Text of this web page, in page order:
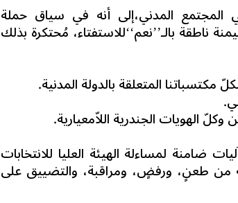
المدني،إلى أنه في سياق حملة
ناطقة بالـ’’نعم‘‘للاستفتاء، مُحتكرة بذلك
المتعلقة بالدولة المدنية.
الهويات الجندرية اللاّمعيارية.
ضامنة لمساءلة الهيئة العليا للانتخابات
من طعنٍ، ورفضٍ، ومراقبة، والتضييق على